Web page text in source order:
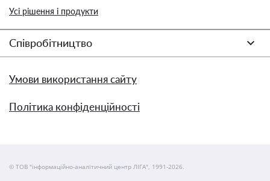
Усі рішення і продукти
Співробітництво
Умови використання сайту
Політика конфіденційності
© ТОВ "інформаційно-аналітичний центр ЛІГА", 1991-2026.